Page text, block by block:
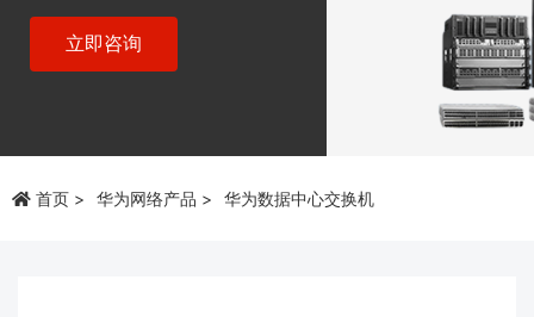
立即咨询
首页 华为网络产品 华为数据中心交换机